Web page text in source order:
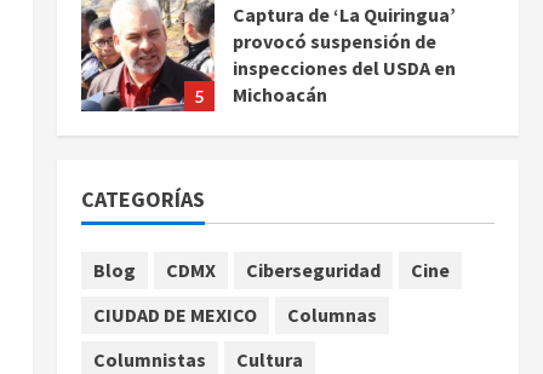
5
Captura de ‘La Quiringua’
provocó suspensión de
inspecciones del USDA en
Michoacán
Bienestar de Oaxaca tras
agosto 6, 2026
México confirma 33 casos de
ciclosporiasis y descarta
CATEGORÍAS
Blog CDMX Ciberseguridad
Cine
CIUDAD DE MEXICO
Columnas
Columnistas
Cultura